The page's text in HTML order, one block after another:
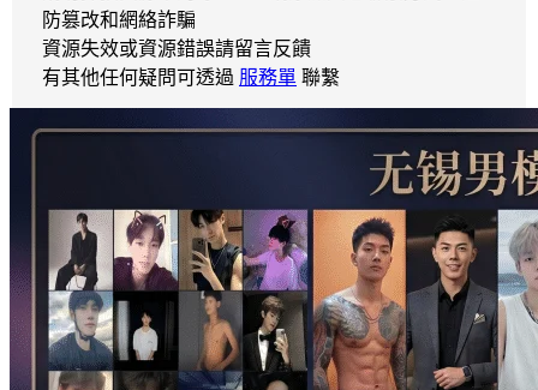
防篡改和網絡詐騙
資源失效或資源錯誤請留言反饋
有其他任何疑問可透過 服務單 聯繫